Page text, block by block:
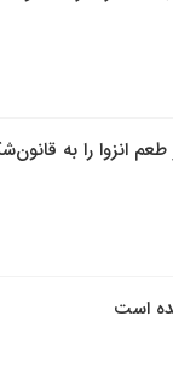
انزوا را به
است